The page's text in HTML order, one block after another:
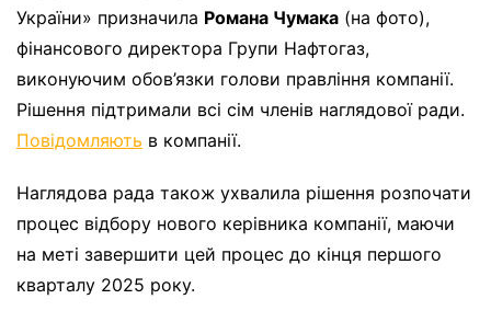
України» призначила Романа Чумака (на фото),
фінансового директора Групи Нафтогаз,
виконуючим обов’язки голови правління компанії.
Рішення підтримали всі сім членів наглядової ради.
Повідомляють в компанії.
Наглядова рада також ухвалила рішення розпочати
процес відбору нового керівника компанії, маючи
на меті завершити цей процес до кінця першого
кварталу 2025 року.